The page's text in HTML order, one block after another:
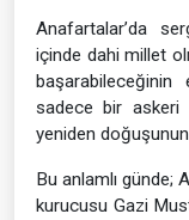
Anafartalar’da
içinde dahi millet
sadece bir askeri
yeniden
Bu anlamlı günde;
kurucusu Gazi